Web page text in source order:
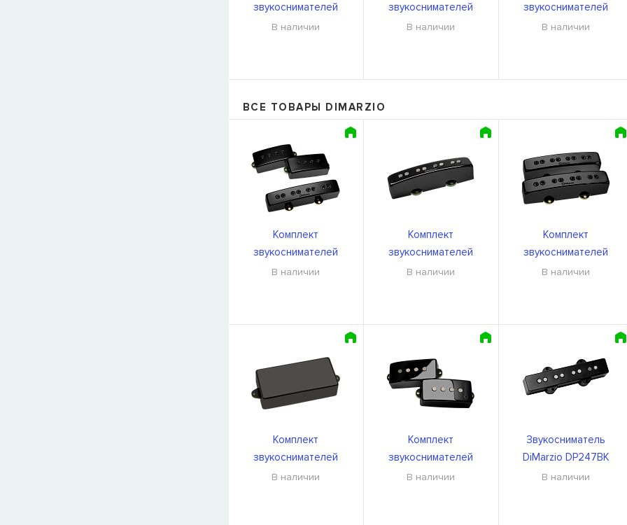
звукоснимателей
DiMarzio DP307GB
В наличии
звукоснимателей
DiMarzio DP304GB
В наличии
звукоснимателей
DiMarzio DP302GB
В наличии
ВСЕ ТОВАРЫ DIMARZIO
Комплект
звукоснимателей
DiMarzio DP307GB
В наличии
Комплект
звукоснимателей
DiMarzio DP304GB
В наличии
Комплект
звукоснимателей
DiMarzio DP302GB
В наличии
Комплект
звукоснимателей
DiMarzio DP295GB
В наличии
Комплект
звукоснимателей
DiMarzio DP124GB
В наличии
Звукосниматель
DiMarzio DP247BK
В наличии